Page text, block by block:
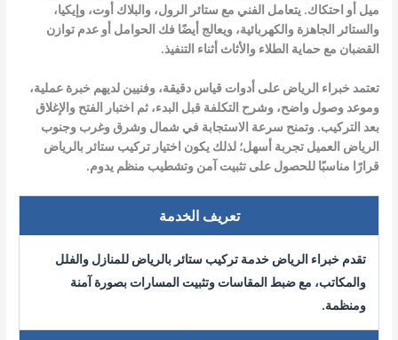
ميل أو احتكاك. يتعامل الفني مع ستائر الرول، والبلاك أوت، وإيكيا،
والستائر الجاهزة والكهربائية، ويعالج أيضًا فك الحوامل أو عدم توازن
القضبان مع حماية الطلاء والأثاث أثناء التنفيذ.
تعتمد خبراء الرياض على أدوات قياس دقيقة، وفنيين لديهم خبرة عملية،
وموعد وصول واضح، وشرح التكلفة قبل البدء، ثم اختبار الفتح والإغلاق
بعد التركيب. وتمنح سرعة الاستجابة في شمال وشرق وغرب وجنوب
الرياض العميل تجربة أسهل؛ لذلك يكون اختيار تركيب ستائر بالرياض
قرارًا مناسبًا للحصول على تثبيت آمن وتشطيب منظم يدوم.
تعريف الخدمة
تقدم خبراء الرياض خدمة تركيب ستائر بالرياض للمنازل والفلل
والمكاتب، مع ضبط المقاسات وتثبيت المسارات بصورة آمنة
ومنظمة.